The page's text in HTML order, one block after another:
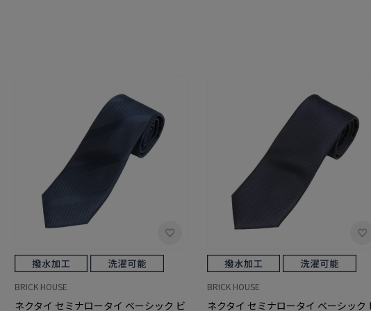
BRICK HOUSE
ネクタイ セミナロータイ ベーシック ビ
BRICK HOUSE
ネクタイ セミナロータイ ベーシック